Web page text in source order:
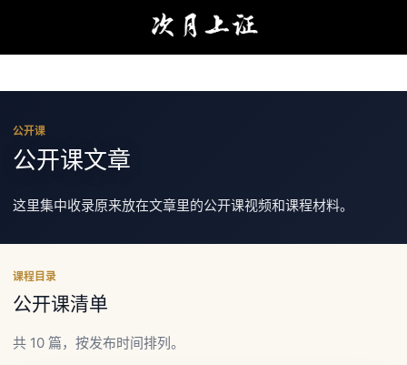
公开课
公开课文章
这里集中收录原来放在文章里的公开课视频和课程材料。
课程目录
公开课清单
共 10 篇，按发布时间排列。